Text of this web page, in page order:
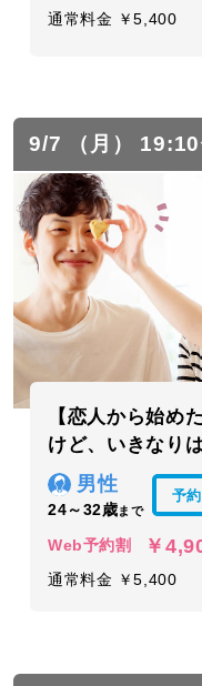
通常料金 ￥5,400
9/7 （月）
【恋人から始め
けど、いきなり
男性
24～32歳まで
予
Web予約割 ￥
通常料金 ￥5,400